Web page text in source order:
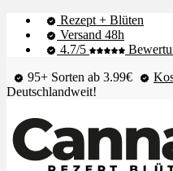
Rezept + Blüten
Versand 48h
4.7/5
95+ Sorten ab 3.99€
Deutschlandweit!